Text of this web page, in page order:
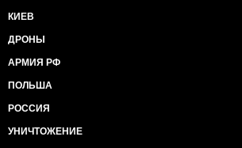
КИЕВ
ДРОНЫ
АРМИЯ РФ
ПОЛЬША
РОССИЯ
УНИЧТОЖЕНИЕ